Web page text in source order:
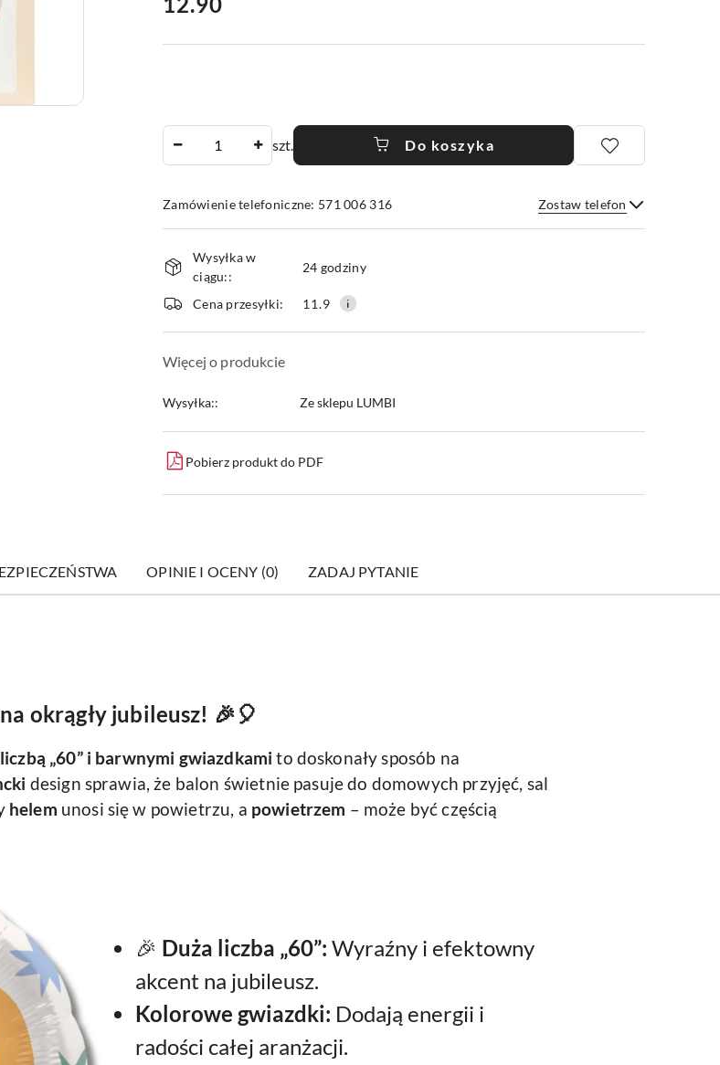
szt. Do koszyka
Zamówienie telefoniczne: 571 006 316 Zostaw telefon
Wyślij
i
dostawa
Wysyłka w
ciągu::
24 godziny
Cena przesyłki: 11.9
Więcej o produkcie
Wysyłka:: Ze sklepu LUMBI
Pobierz produkt do PDF
OPINIE I OCENY (0) ZADAJ PYTANIE
okrągły jubileusz! 🎉🎈
„60” i barwnymi gwiazdkami to doskonały sposób na
design sprawia, że balon świetnie pasuje do domowych przyjęć, sal
helem unosi się w powietrzu, a powietrzem – może być częścią
🎉 Duża liczba „60”: Wyraźny i efektowny
akcent na jubileusz.
Kolorowe gwiazdki: Dodają energii i
radości całej aranżacji.